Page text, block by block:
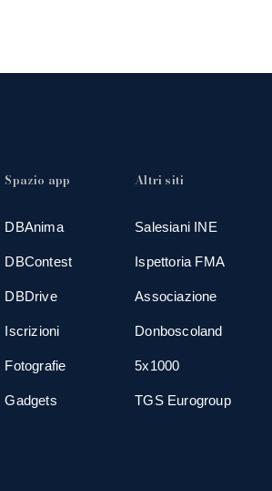
Spazio app
DBAnima
DBContest
DBDrive
Iscrizioni
Fotografie
Gadgets
Altri siti
Salesiani INE
Ispettoria FMA
Associazione
Donboscoland
5x1000
TGS Eurogroup